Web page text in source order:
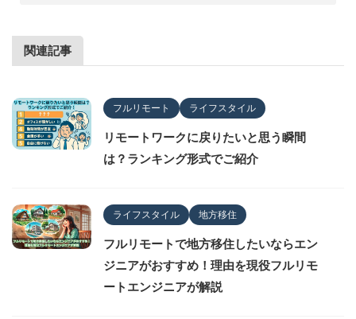
関連記事
フルリモート ライフスタイル
リモートワークに戻りたいと思う瞬間
は？ランキング形式でご紹介
ライフスタイル 地方移住
フルリモートで地方移住したいならエン
ジニアがおすすめ！理由を現役フルリモ
ートエンジニアが解説